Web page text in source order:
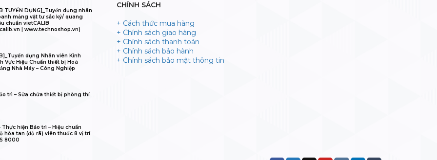
TUYỂN DỤNG]_Tuyển dụng nhân
mảng vật tư sắc ký/ quang
chuẩn vietCALIB
| www.technoshop.vn)
dụng Nhân viên Kinh
Vực Hiệu Chuẩn thiết bị Hoá
Nhà Máy – Công Nghiệp
trì – Sửa chữa thiết bị phòng thí
– Thực hiện Bảo trì – Hiệu chuẩn
hòa tan (độ rã) viên thuốc 8 vị trí
8000
CHÍNH SÁCH
+ Cách thức mua hàng
+ Chính sách giao hàng
+ Chính sách thanh toán
+ Chính sách bảo hành
+ Chính sách bảo mật thông tin